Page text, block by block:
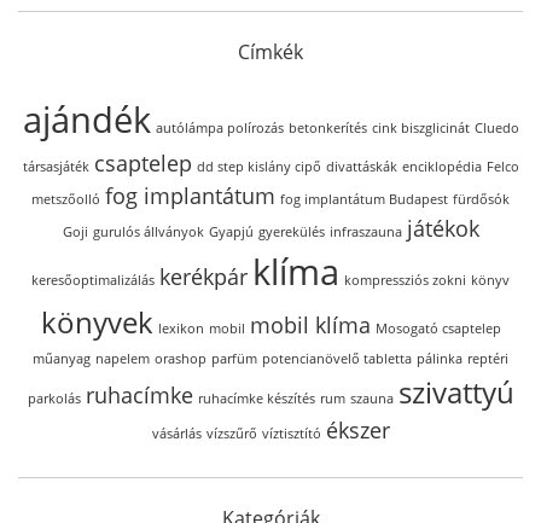
Címkék
ajándék autólámpa polírozás betonkerítés cink biszglicinát Cluedo
társasjáték csaptelep dd step kislány cipő divattáskák enciklopédia Felco
metszőolló fog implantátum fog implantátum Budapest fürdősók
Goji gurulós állványok Gyapjú gyerekülés infraszauna játékok
keresőoptimalizálás kerékpár klíma kompressziós zokni könyv
könyvek lexikon mobil mobil klíma Mosogató csaptelep
műanyag napelem orashop parfüm potencianövelő tabletta pálinka reptéri
parkolás ruhacímke ruhacímke készítés rum szauna szivattyú
vásárlás vízszűrő víztisztító ékszer
Kategóriák